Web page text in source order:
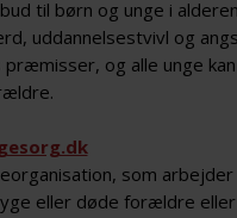
til børn og unge i
uddannelsestvivl og
og alle unge
som
eller døde forældre